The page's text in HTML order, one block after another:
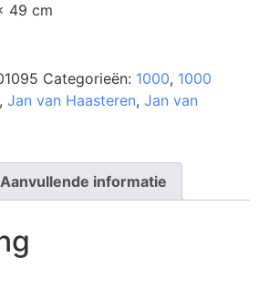
49 cm
Categorieën: 1000, 1000
, Jan van Haasteren, Jan van
Aanvullende informatie